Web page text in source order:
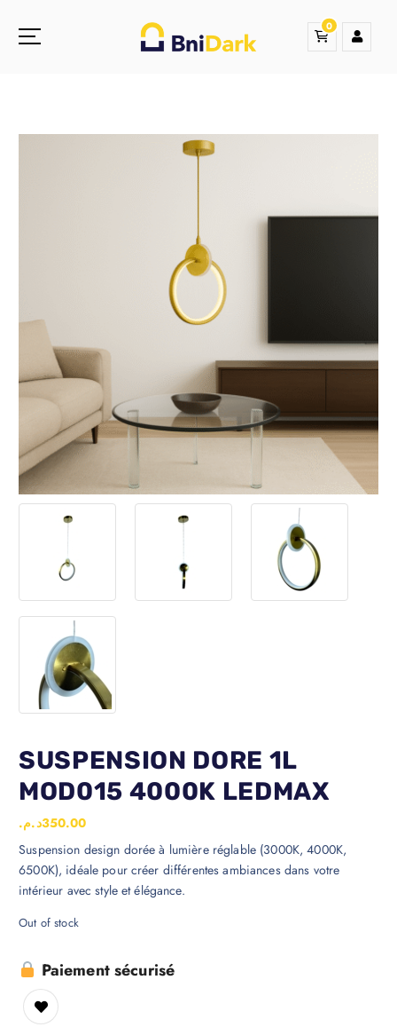
0
SUSPENSION DORE 1L
MOD015 4000K LEDMAX
350.00د.م.
Suspension design dorée à lumière réglable (3000K, 4000K,
6500K), idéale pour créer différentes ambiances dans votre
intérieur avec style et élégance.
Out of stock
Paiement sécurisé